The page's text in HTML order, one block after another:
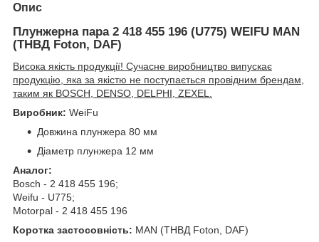
Опис
Плунжерна пара 2 418 455 196 (U775) WEIFU MAN
(ТНВД Foton, DAF)
Висока якість продукції! Сучасне виробництво випускає
продукцію, яка за якістю не поступається провідним брендам,
таким як BOSCH, DENSO, DELPHI, ZEXEL.
Виробник: WeiFu
Довжина плунжера 80 мм
Діаметр плунжера 12 мм
Аналог:
Bosch - 2 418 455 196;
Weifu - U775;
Motorpal - 2 418 455 196
Коротка застосовність: MAN (ТНВД Foton, DAF)